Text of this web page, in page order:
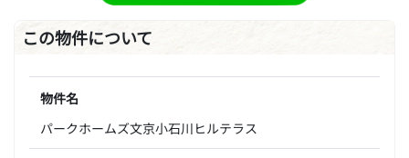
この物件について
物件名
パークホームズ文京小石川ヒルテラス